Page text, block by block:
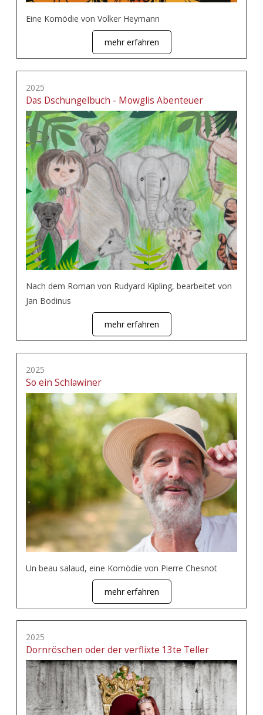
Eine Komödie von Volker Heymann
mehr erfahren
2025
Das Dschungelbuch - Mowglis Abenteuer
Nach dem Roman von Rudyard Kipling, bearbeitet von
Jan Bodinus
mehr erfahren
2025
So ein Schlawiner
Un beau salaud, eine Komödie von Pierre Chesnot
mehr erfahren
2025
Dornröschen oder der verflixte 13te Teller